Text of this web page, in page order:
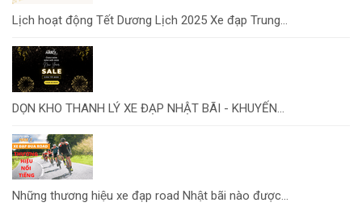
Lịch hoạt động Tết Dương Lịch 2025 Xe đạp Trung...
DỌN KHO THANH LÝ XE ĐẠP NHẬT BÃI - KHUYẾN...
Những thương hiệu xe đạp road Nhật bãi nào được...